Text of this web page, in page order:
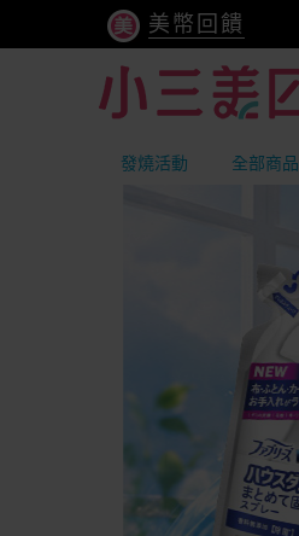
美幣回饋
發燒活動 全部商品